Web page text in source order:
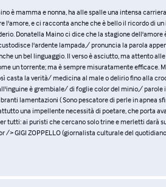
è mamma e nonna, ha alle spalle una intensa
l'amore, e ci racconta anche che è bello il ricordo di
Donatella Maino ci dice che la stagione dell'amore
l'ardente lampada,/ pronuncia la parola
un bel linguaggio. Il verso è asciutto, ma attento
un torrente; ma è sempre misuratamente efficace.
casta la verità/ medicina al male o delirio fino alla
è grembiale/ di foglie color del minio,/
lamentazioni ( Sono pescatore di perle in apnea
una impellente necessità di poetare, che porta
tutti: ai puristi che cercano solo trine e merletti darà
/> GIGI ZOPPELLO (giornalista culturale del